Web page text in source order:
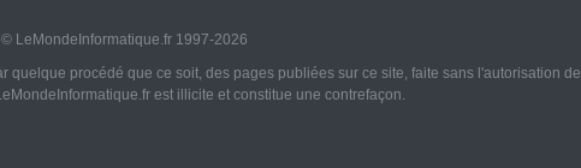
LeMondeInformatique.fr 1997-2026
procédé que ce soit, des pages publiées sur ce site, faite sans l'autorisation de
est illicite et constitue une contrefaçon.